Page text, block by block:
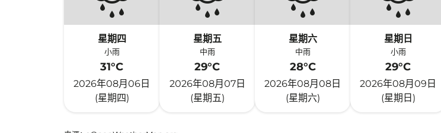
星期四
小雨
31°C
2026年08月06日
(星期四)
星期五
中雨
29°C
2026年08月07日
(星期五)
星期六
中雨
28°C
2026年08月08日
(星期六)
星期日
小雨
29°C
2026年08月09日
(星期日)